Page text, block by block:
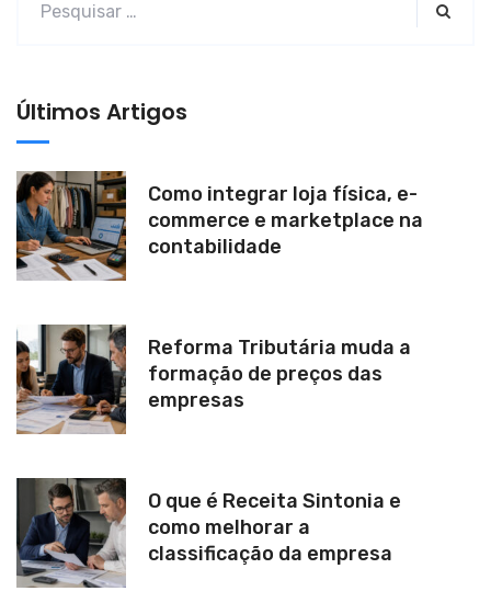
e
:
Últimos Artigos
Como integrar loja física, e-
commerce e marketplace na
contabilidade
Reforma Tributária muda a
formação de preços das
empresas
O que é Receita Sintonia e
como melhorar a
classificação da empresa